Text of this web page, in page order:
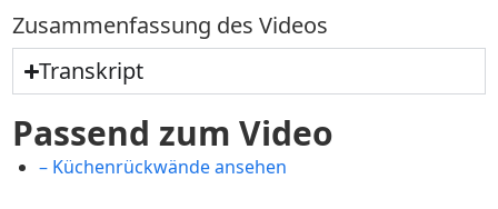
Zusammenfassung des Videos
Transkript
Passend zum Video
– Küchenrückwände ansehen